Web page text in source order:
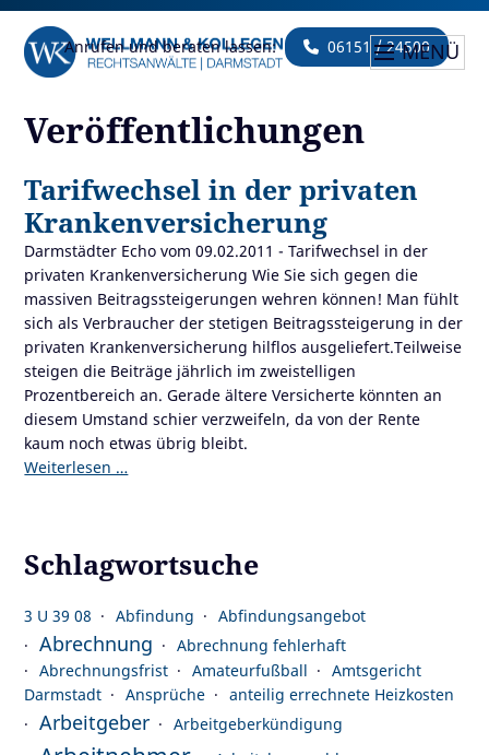
Anrufen und beraten lassen: 06151 / 24500MENÜ
Veröffentlichungen
Tarifwechsel in der privaten
Krankenversicherung
Darmstädter Echo vom 09.02.2011 - Tarifwechsel in der
privaten Krankenversicherung Wie Sie sich gegen die
massiven Beitragssteigerungen wehren können! Man fühlt
sich als Verbraucher der stetigen Beitragssteigerung in der
privaten Krankenversicherung hilflos ausgeliefert.Teilweise
steigen die Beiträge jährlich im zweistelligen
Prozentbereich an. Gerade ältere Versicherte könnten an
diesem Umstand schier verzweifeln, da von der Rente
kaum noch etwas übrig bleibt.
Weiterlesen …
Schlagwortsuche
3 U 39 08 Abfindung Abfindungsangebot
Abrechnung
Abrechnung fehlerhaft
Abrechnungsfrist
Amateurfußball
Amtsgericht
Darmstadt
Ansprüche anteilig errechnete Heizkosten
Arbeitgeber Arbeitgeberkündigung